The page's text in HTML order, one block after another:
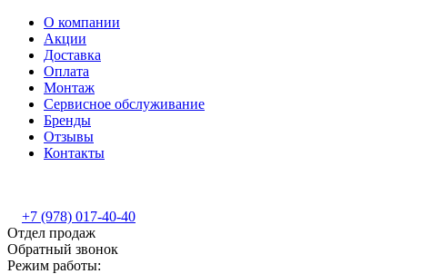
О компании
Акции
Доставка
Оплата
Монтаж
Сервисное обслуживание
Бренды
Отзывы
Контакты
+7 (978) 017-40-40
Отдел продаж
Обратный звонок
Режим работы: